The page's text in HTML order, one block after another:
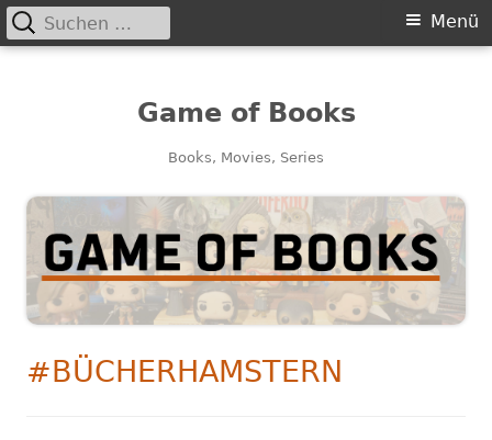
Game of Books
Books, Movies, Series
Primäres
Menü
Suchen
nach:
SCHLAGWORT:
#BÜCHERHAMSTERN